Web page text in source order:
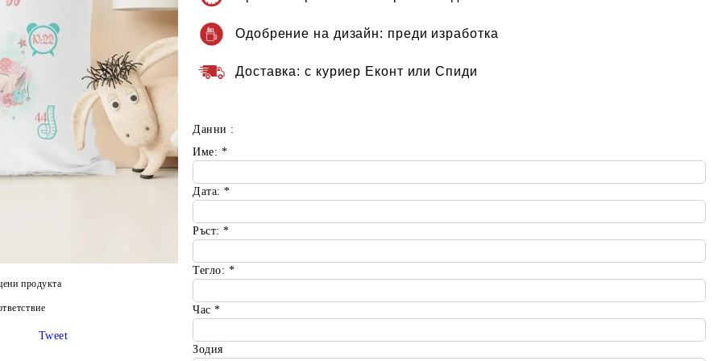
Одобрение на дизайн: преди изработка
Доставка: с куриер Еконт или Спиди
Данни :
Име: *
Дата:*
Ръст:*
Тегло: *
Час*
Зодия
продукта
Tweet